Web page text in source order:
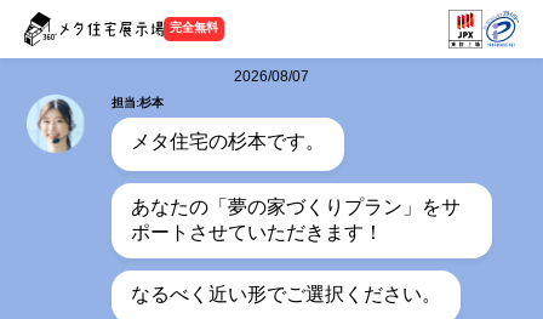
完全無料
2026/08/07
担当:杉本
メタ住宅の杉本です。
あなたの「夢の家づくりプラン」をサ
ポートさせていただきます！
なるべく近い形でご選択ください。